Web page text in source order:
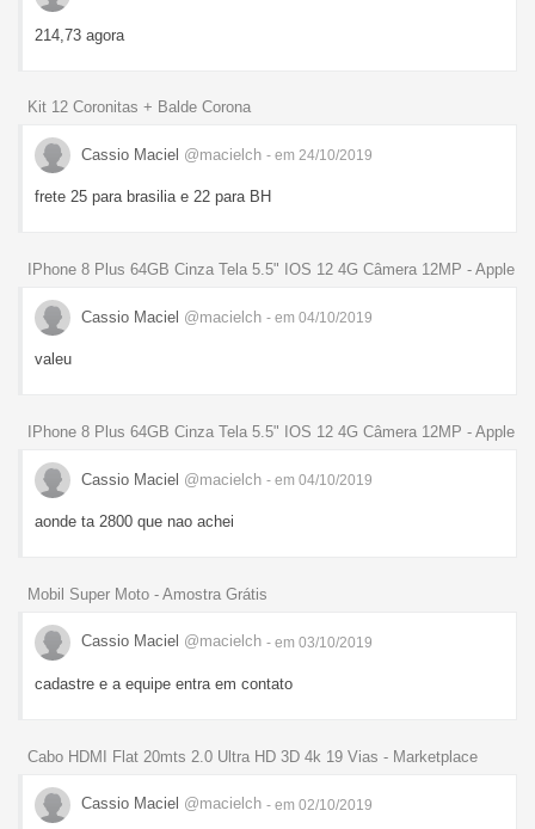
214,73 agora
Kit 12 Coronitas + Balde Corona
Cassio Maciel @macielch - em 24/10/2019
frete 25 para brasilia e 22 para BH
IPhone 8 Plus 64GB Cinza Tela 5.5" IOS 12 4G Câmera 12MP - Apple
Cassio Maciel @macielch - em 04/10/2019
valeu
IPhone 8 Plus 64GB Cinza Tela 5.5" IOS 12 4G Câmera 12MP - Apple
Cassio Maciel @macielch - em 04/10/2019
aonde ta 2800 que nao achei
Mobil Super Moto - Amostra Grátis
Cassio Maciel @macielch - em 03/10/2019
cadastre e a equipe entra em contato
Cabo HDMI Flat 20mts 2.0 Ultra HD 3D 4k 19 Vias - Marketplace
Cassio Maciel @macielch - em 02/10/2019